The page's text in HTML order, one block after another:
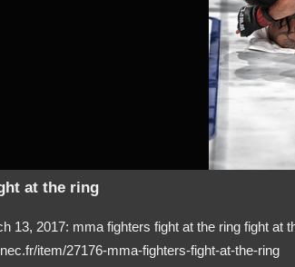
at the ring
13, 2017: mma fighters fight at the ring fight at
item/27176-mma-fighters-fight-at-the-ring